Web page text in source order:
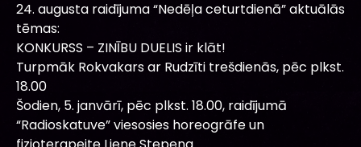
24. augusta raidījuma “Nedēļa ceturtdienā” aktuālās
tēmas:
KONKURSS – ZINĪBU DUELIS ir klāt!
Turpmāk Rokvakars ar Rudzīti trešdienās, pēc plkst.
18.00
Šodien, 5. janvārī, pēc plkst. 18.00, raidījumā
“Radioskatuve” viesosies horeogrāfe un